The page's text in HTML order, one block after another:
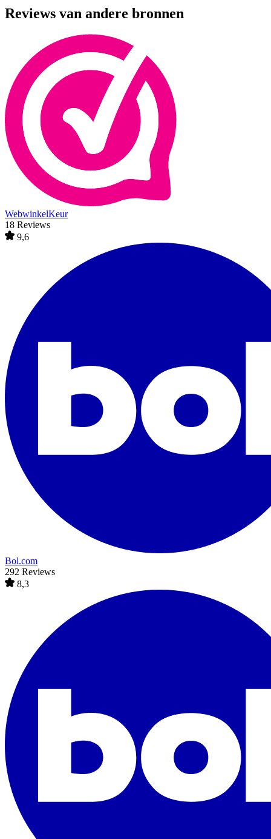
Reviews van andere bronnen
WebwinkelKeur
18 Reviews
9,6
Bol.com
292 Reviews
8,3